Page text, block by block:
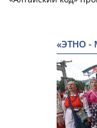
«ЭТНО -